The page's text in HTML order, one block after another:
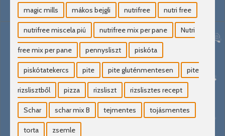
magic mills mákos bejgli nutrifree nutri free
nutrifree miscela piú nutrifree mix per pane Nutri
free mix per pane pennysliszt piskóta
piskótatekercs pite pite gluténmentesen pite
rizslisztből pizza rizsliszt rizslisztes recept
Schar schar mix B tejmentes tojásmentes
torta zsemle